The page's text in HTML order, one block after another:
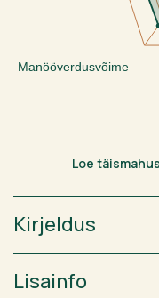
Manööverdusvõime
Loe
Kirjeldus
Lisainfo